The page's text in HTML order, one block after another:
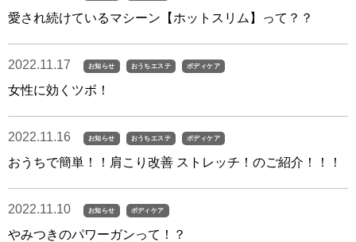
愛され続けているマシーン【ホットスリム】って？？
2022.11.17 お知らせ おうちエステ ボディケア
女性に効くツボ！
2022.11.16 お知らせ おうちエステ ボディケア
おうちで簡単！！肩こり改善 ストレッチ！のご紹介！！！
2022.11.10 お知らせ ボディケア
やみつきのパワーガンって！？